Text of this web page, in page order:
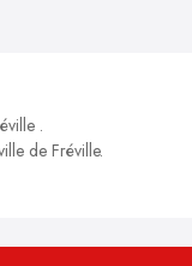
.
de Fréville.